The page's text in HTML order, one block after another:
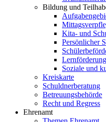
Bildung und
Kita- und
Persönlicher
Lernförderung
Soziale und
Kreiskarte
Schuldnerberatung
Betreuungsbehörde
Recht und Regress
Ehrenamt